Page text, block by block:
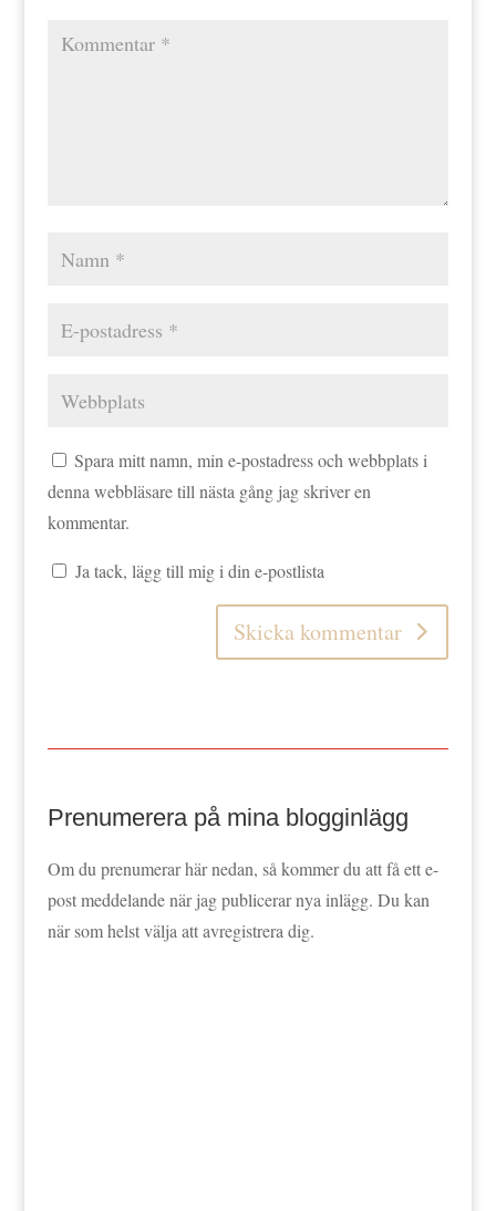
Spara mitt namn, min e-postadress och webbplats i
denna webbläsare till nästa gång jag skriver en
kommentar.
Ja tack, lägg till mig i din e-postlista
Skicka kommentar
Prenumerera på mina blogginlägg
Om du prenumerar här nedan, så kommer du att få ett e-
post meddelande när jag publicerar nya inlägg. Du kan
när som helst välja att avregistrera dig.